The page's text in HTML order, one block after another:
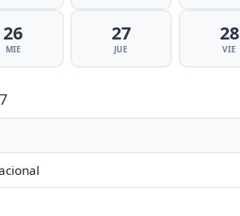
26
MIE
27
JUE
28
VIE